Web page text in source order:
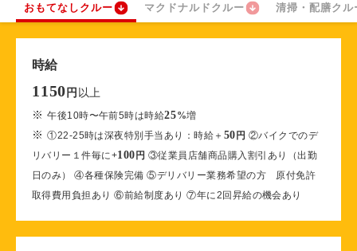
おもてなしクルー マクドナルドクルー 清掃・配膳クル
時給
1150 円 以上
※午後10時〜午前5時は時給25%増
※①22-25時は深夜特別手当あり：時給＋ 50円 ②バイクでのデ
リバリー１件毎に+100円 ③従業員店舗商品購入割引あり（出勤
日のみ） ④各種保険完備 ⑤デリバリー業務希望の方 原付免許
取得費用負担あり ⑥前給制度あり ⑦年に2回昇給の機会あり